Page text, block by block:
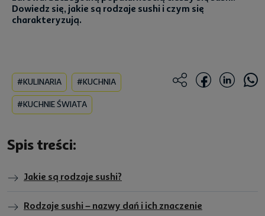
Dowiedz się, jakie są rodzaje sushi i czym się
charakteryzują.
#KULINARIA #KUCHNIA
#KUCHNIE ŚWIATA
Spis treści:
Jakie są rodzaje sushi?
Rodzaje sushi – nazwy dań i ich znaczenie